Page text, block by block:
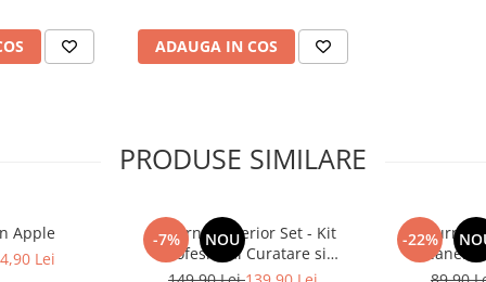
ADAUGA IN COS
PRODUSE SIMILARE
Apple
Lei
-7% NOU
Deturner Interior Set - Kit
Profesional Curatare si
Protectie Interior Auto cu
-22%
Deturner
Cleaner
Microfiber